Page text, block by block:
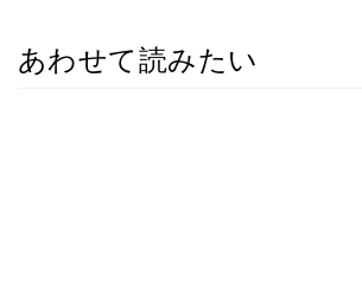
あわせて読みたい